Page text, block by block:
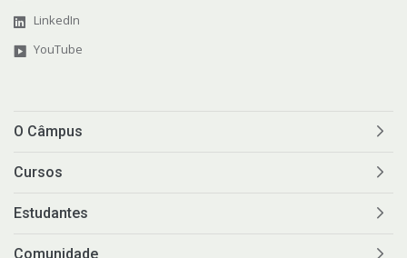
LinkedIn
YouTube
O Câmpus
Cursos
Estudantes
Comunidade